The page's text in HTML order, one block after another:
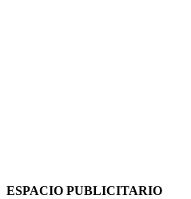
ESPACIO PUBLICITARIO